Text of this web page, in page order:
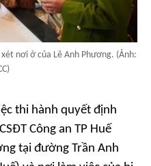
nơi ở của Lê Anh Phương. (Ảnh:
thi hành quyết định
Công an TP Huế
tại đường Trần Anh